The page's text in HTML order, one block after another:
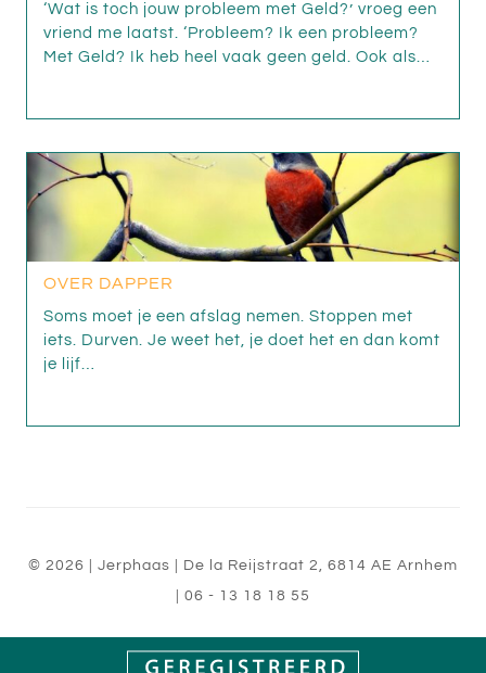
‘Wat is toch jouw probleem met Geld?’ vroeg een
vriend me laatst. ‘Probleem? Ik een probleem?
Met Geld? Ik heb heel vaak geen geld. Ook als…
OVER DAPPER
Soms moet je een afslag nemen. Stoppen met
iets. Durven. Je weet het, je doet het en dan komt
je lijf…
© 2026 | Jerphaas De la Reijstraat 2, 6814 AE Arnhem
06 - 13 18 18 55